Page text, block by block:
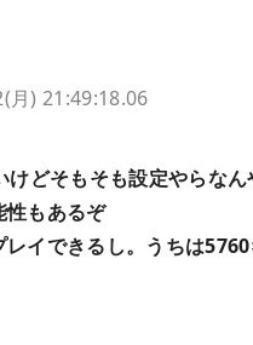
月) 21:49:18.06
どそもそも設定やらなん
性もあるぞ
イできるし。うちは